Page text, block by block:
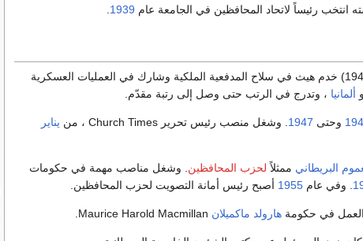
انتخب رئيساً لاتحاد المحافظين في الجامعة عام 1939
.
(1939 ـ 1945) خدم هيث في سلاح المدفعية الملكية وشارك في العمليات العسكرية
و ألمانيا ، وتدرج في الرتب حتى وصل إلى رتبة مقدّم.
وحتى 1947 . وشغل منصب رئيس تحرير Church Times ، من
يناير
البريطاني ممثلاً لحزب المحافظين . وشغل مناصب مهمة في حكومات
. وفي عام 1955 أصبح رئيس أمانة التصويت لحزب المحافظين.
في حكومة هارولد ماكميلان